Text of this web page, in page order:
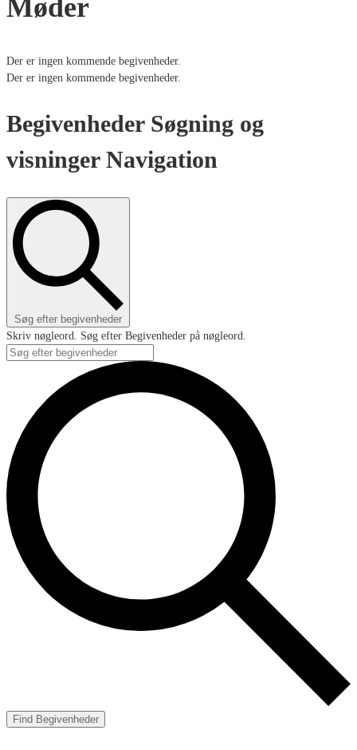
Møder
Der er ingen kommende begivenheder.
Der er ingen kommende begivenheder.
Begivenheder Søgning og
visninger Navigation
Søg efter begivenheder
Skriv nøgleord. Søg efter Begivenheder på nøgleord.
Find Begivenheder